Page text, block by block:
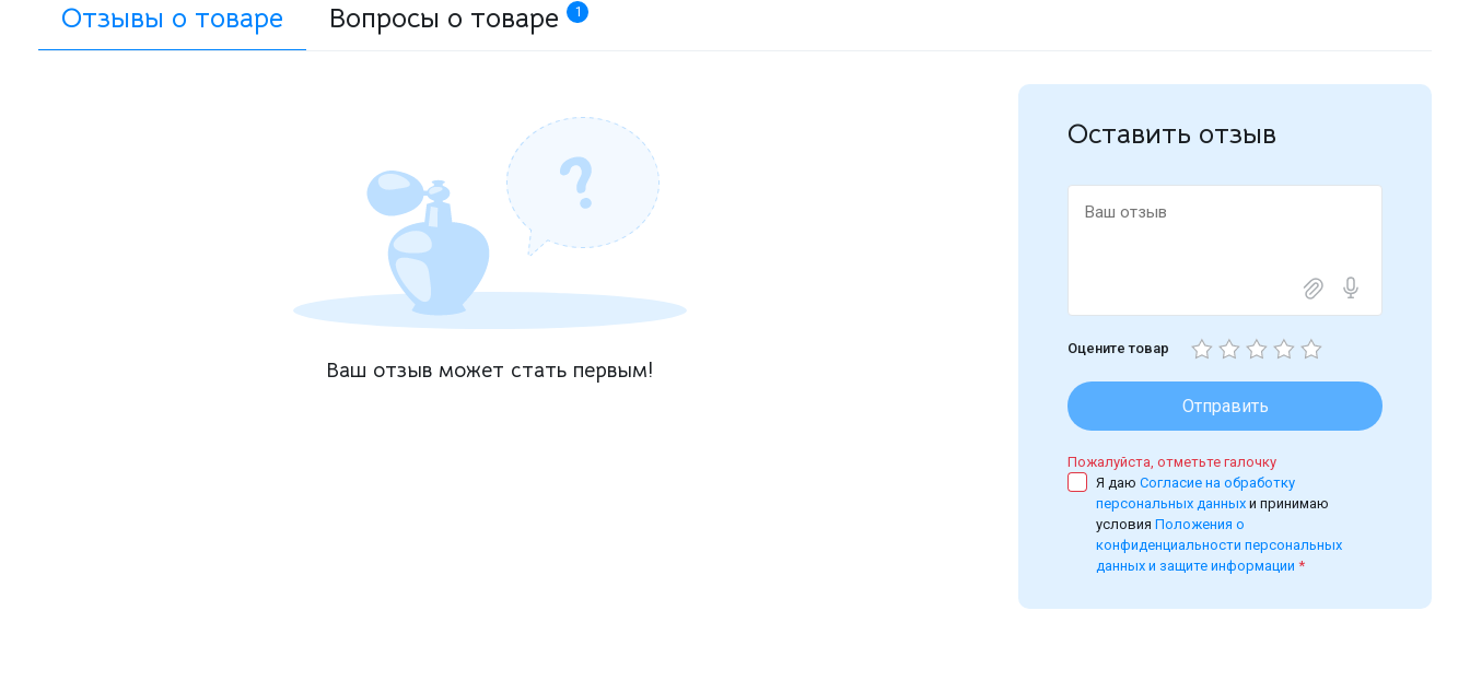
Отзывы о товаре
Вопросы о товаре 1
Ваш отзыв может стать первым!
Оставить отзыв
Оцените товар
Отправить
Пожалуйста, отметьте галочку
Я даюСогласие на обработку
персональных данныхи принимаю
условияПоложения о
конфиденциальности персональных
данных и защите информации *